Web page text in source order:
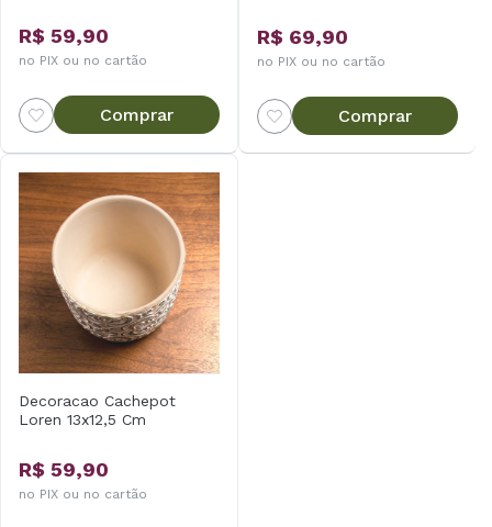
R$ 59,90
no PIX ou no cartão
Comprar
R$ 69,90
no PIX ou no cartão
Comprar
Decoracao Cachepot
Loren 13x12,5 Cm
R$ 59,90
no PIX ou no cartão